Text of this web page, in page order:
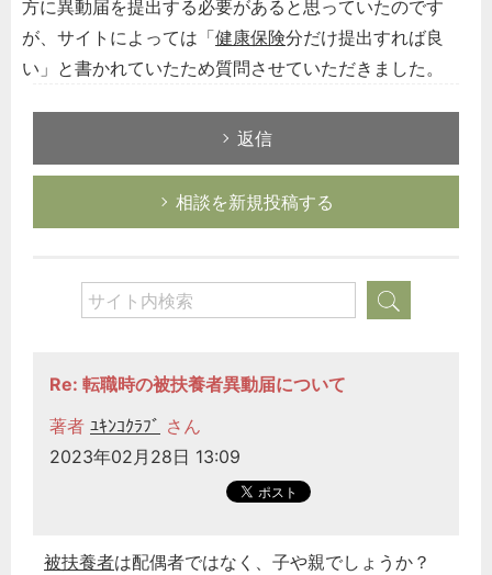
方に異動届を提出する必要があると思っていたのです
が、サイトによっては「健康保険分だけ提出すれば良
い」と書かれていたため質問させていただきました。
返信
相談を新規投稿する
Re: 転職時の被扶養者異動届について
著者 ﾕｷﾝｺｸﾗﾌﾞ さん
2023年02月28日 13:09
被扶養者は配偶者ではなく、子や親でしょうか？